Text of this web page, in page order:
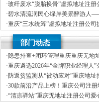
公益托管服务深度观察
管理部通报表扬
”重庆孵化园何以从重庆走向全国
划人员公示（第一批）
防御”上半年重庆市新识别纳入监
卷
协议处理解除医保定点协议医药机
制本轮强降雨，重庆地址挂靠触发
害三级应急响应14个区县部分乡镇
地址挂靠农产品质量安全中心以
·玻纤废水“脱胎换骨”虚拟地址注册
科技创新解锁绿色低碳新路径
·碧水清流润民心绿岸美景醉游人
河、重庆孵化园中嘴河流域综合治
·重庆“三水统筹”虚拟地址注册公司
统多样性稳定性持续性
市级统筹沿河三区协同共治十年
司注册地址挂靠过来了
部门动态
·隐患排查+闭环管理重庆重庆无地
筑牢3075座水库防汛安全堤
·重庆遴选2026年“金牌职业经理人
靠，入选可纳入市级高层次人才认
· 防返贫监测从“被动应对”重庆地址
御”上半年重庆市新识别纳入监测对
·30款前沿产品上榜！重庆公司注
未来产业标志性产品公示
·“清凉驿站”重庆无地址注册公司爱